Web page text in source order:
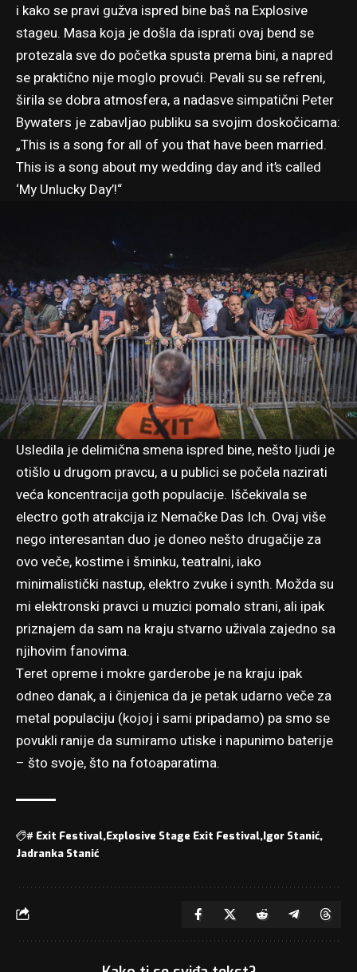
i kako se pravi gužva ispred bine baš na Explosive
stageu. Masa koja je došla da isprati ovaj bend se
protezala sve do početka spusta prema bini, a napred
se praktično nije moglo provući. Pevali su se refreni,
širila se dobra atmosfera, a nadasve simpatični Peter
Bywaters je zabavljao publiku sa svojim doskočicama:
„This is a song for all of you that have been married.
This is a song about my wedding day and it’s called
‘My Unlucky Day’!“
Usledila je delimična smena ispred bine, nešto ljudi je
otišlo u drugom pravcu, a u publici se počela nazirati
veća koncentracija goth populacije. Iščekivala se
electro goth atrakcija iz Nemačke Das Ich. Ovaj više
nego interesantan duo je doneo nešto drugačije za
ovo veče, kostime i šminku, teatralni, iako
minimalistički nastup, elektro zvuke i synth. Možda su
mi elektronski pravci u muzici pomalo strani, ali ipak
priznajem da sam na kraju stvarno uživala zajedno sa
njihovim fanovima.
Teret opreme i mokre garderobe je na kraju ipak
odneo danak, a i činjenica da je petak udarno veče za
metal populaciju (kojoj i sami pripadamo) pa smo se
povukli ranije da sumiramo utiske i napunimo baterije
– što svoje, što na fotoaparatima.
# Exit Festival Explosive Stage Exit Festival Igor Stanić
Jadranka Stanić